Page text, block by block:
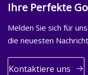
Ihre Perfekte
Melden Sie sich für
die neuesten
Kontaktiere uns